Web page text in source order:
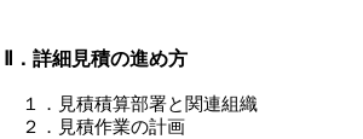
Ⅱ．詳細見積の進め方
１．見積積算部署と関連組織
２．見積作業の計画